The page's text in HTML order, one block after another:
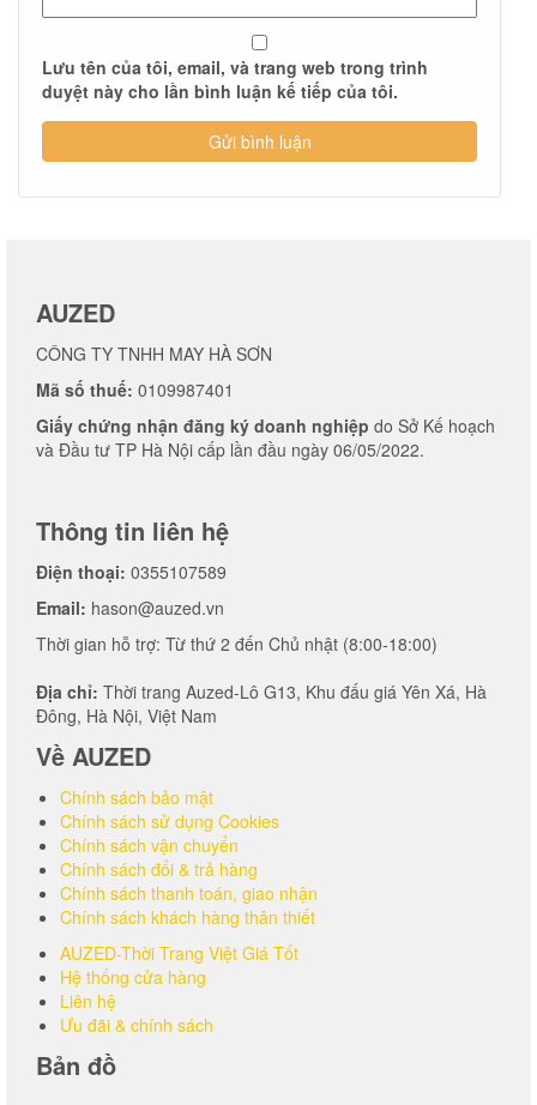
Lưu tên của tôi, email, và trang web trong trình
duyệt này cho lần bình luận kế tiếp của tôi.
AUZED
CÔNG TY TNHH MAY HÀ SƠN
Mã số thuế: 0109987401
Giấy chứng nhận đăng ký doanh nghiệp do Sở Kế hoạch
và Đầu tư TP Hà Nội cấp lần đầu ngày 06/05/2022.
Thông tin liên hệ
Điện thoại: 0355107589
Email: hason@auzed.vn
Thời gian hỗ trợ: Từ thứ 2 đến Chủ nhật (8:00-18:00)
Địa chỉ: Thời trang Auzed-Lô G13, Khu đấu giá Yên Xá, Hà
Đông, Hà Nội, Việt Nam
Về AUZED
Chính sách bảo mật
Chính sách sử dụng Cookies
Chính sách vận chuyển
Chính sách đổi & trả hàng
Chính sách thanh toán, giao nhận
Chính sách khách hàng thân thiết
AUZED-Thời Trang Việt Giá Tốt
Hệ thống cửa hàng
Liên hệ
Ưu đãi & chính sách
Bản đồ